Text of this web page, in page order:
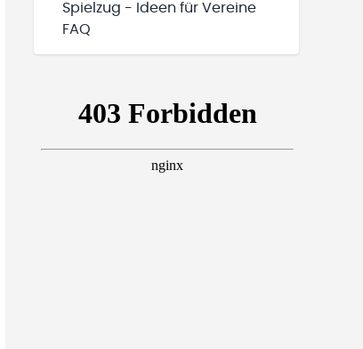
Spielzug - Ideen für Vereine
FAQ